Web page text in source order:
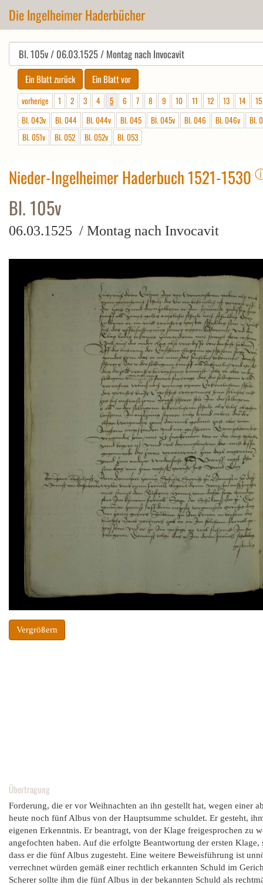
Die Ingelheimer Haderbücher
vorherige 1 2 3 4 5 6 7 8 9 10 11 12 13 14
15
Bl. 043v
Bl. 044 Bl. 044v Bl. 045 Bl. 045v Bl. 046 Bl. 046v
Bl.
Bl. 051v
Bl. 052 Bl. 052v Bl. 053
Nieder-Ingelheimer Haderbuch 1521-1530
Bl. 105v
06.03.1525 / Montag nach Invocavit
Vergrößern
Übertragung
Forderung, die er vor Weihnachten an ihn gestellt hat, wegen einer
heute noch fünf Albus von der Hauptsumme schuldet. Er gesteht,
eigenen Erkenntnis. Er beantragt, von der Klage freigesprochen zu
angefochten haben. Auf die erfolgte Beantwortung der ersten
dass er die fünf Albus zugesteht. Eine weitere Beweisführung ist
verrechnet würden gemäß einer rechtlich erkannten Schuld im
Scherer sollte ihm die fünf Albus in der bekannten Schuld als